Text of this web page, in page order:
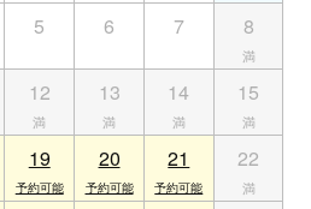
5 6 7 8
12 13 14 15
19 20 21 22